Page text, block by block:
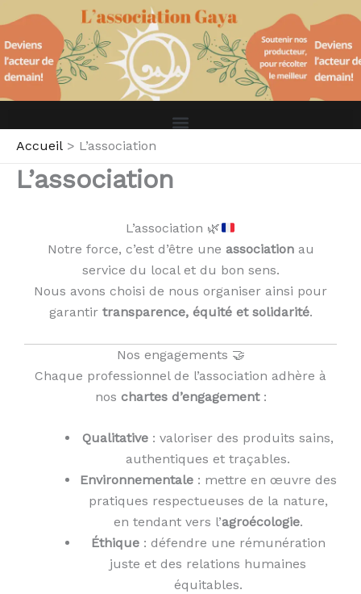
au
contenu
Accueil L’association
L’association
L’association 🌿
Notre force, c’est d’être une associationau
service du local et du bon sens.
Nous avons choisi de nous organiser ainsi pour
garantir transparence, équité et solidarité.
Nos engagements 🤝
Chaque professionnel de l’association adhère à
nos chartes d’engagement:
Qualitative : valoriser des produits sains,
authentiques et traçables.
Environnementale: mettre en œuvre des
pratiques respectueuses de la nature,
en tendant vers l’agroécologie.
Éthique: défendre une rémunération
juste et des relations humaines
équitables.